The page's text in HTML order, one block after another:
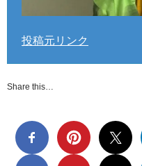
投稿元リンク
Share this…